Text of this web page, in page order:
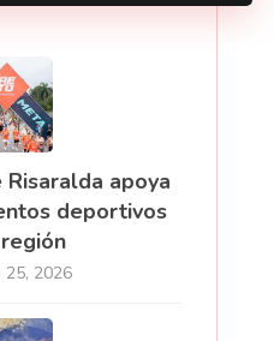
apoya
deportivos
25, 2026